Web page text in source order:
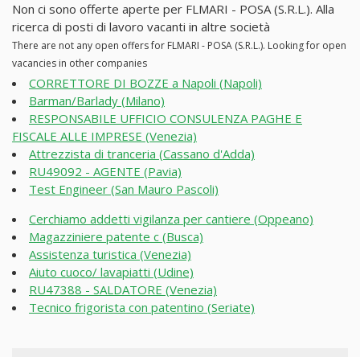
Non ci sono offerte aperte per FLMARI - POSA (S.R.L.). Alla
ricerca di posti di lavoro vacanti in altre società
There are not any open offers for FLMARI - POSA (S.R.L.). Looking for open
vacancies in other companies
CORRETTORE DI BOZZE a Napoli (Napoli)
Barman/Barlady (Milano)
RESPONSABILE UFFICIO CONSULENZA PAGHE E
FISCALE ALLE IMPRESE (Venezia)
Attrezzista di tranceria (Cassano d'Adda)
RU49092 - AGENTE (Pavia)
Test Engineer (San Mauro Pascoli)
Cerchiamo addetti vigilanza per cantiere (Oppeano)
Magazziniere patente c (Busca)
Assistenza turistica (Venezia)
Aiuto cuoco/ lavapiatti (Udine)
RU47388 - SALDATORE (Venezia)
Tecnico frigorista con patentino (Seriate)